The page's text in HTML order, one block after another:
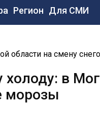
Регион Для СМИ
области на смену
в
морозы